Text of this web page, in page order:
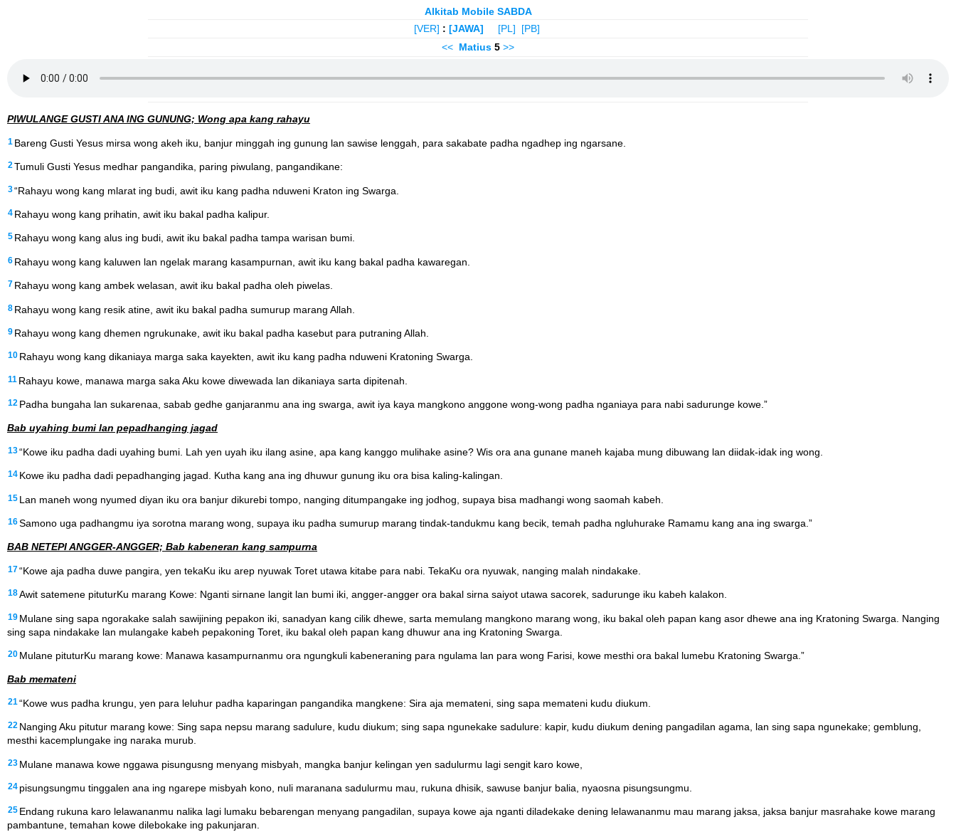
Alkitab Mobile SABDA
[VER] : [JAWA] [PL]
[PB]
<< Matius 5 >>
PIWULANGE GUSTI ANA ING GUNUNG; Wong apa kang rahayu
1 Bareng Gusti Yesus mirsa wong akeh iku, banjur minggah ing gunung lan sawise lenggah, para sakabate padha ngadhep ing ngarsane.
2 Tumuli Gusti Yesus medhar pangandika, paring piwulang, pangandikane:
3“Rahayu wong kang mlarat ing budi, awit iku kang padha nduweni Kraton ing Swarga.
4 Rahayu wong kang prihatin, awit iku bakal padha kalipur.
5 Rahayu wong kang alus ing budi, awit iku bakal padha tampa warisan bumi.
6 Rahayu wong kang kaluwen lan ngelak marang kasampurnan, awit iku kang bakal padha kawaregan.
7 Rahayu wong kang ambek welasan, awit iku bakal padha oleh piwelas.
8 Rahayu wong kang resik atine, awit iku bakal padha sumurup marang Allah.
9 Rahayu wong kang dhemen ngrukunake, awit iku bakal padha kasebut para putraning Allah.
10 Rahayu wong kang dikaniaya marga saka kayekten, awit iku kang padha nduweni Kratoning Swarga.
11 Rahayu kowe, manawa marga saka Aku kowe diwewada lan dikaniaya sarta dipitenah.
12 Padha bungaha lan sukarenaa, sabab gedhe ganjaranmu ana ing swarga, awit iya kaya mangkono anggone wong-wong padha nganiaya para nabi sadurunge kowe.”
Bab uyahing bumi lan pepadhanging jagad
13“Kowe iku padha dadi uyahing bumi. Lah yen uyah iku ilang asine, apa kang kanggo mulihake asine? Wis ora ana gunane maneh kajaba mung dibuwang lan diidak-idak ing wong.
14 Kowe iku padha dadi pepadhanging jagad. Kutha kang ana ing dhuwur gunung iku ora bisa kaling-kalingan.
15 Lan maneh wong nyumed diyan iku ora banjur dikurebi tompo, nanging ditumpangake ing jodhog, supaya bisa madhangi wong saomah kabeh.
16Samono uga padhangmu iya sorotna marang wong, supaya iku padha sumurup marang tindak-tandukmu kang becik, temah padha ngluhurake Ramamu kang ana ing swarga.”
BAB NETEPI ANGGER-ANGGER; Bab kabeneran kang sampurna
17“Kowe aja padha duwe pangira, yen tekaKu iku arep nyuwak Toret utawa kitabe para nabi. TekaKu ora nyuwak, nanging malah nindakake.
18Awit satemene pituturKu marang Kowe: Nganti sirnane langit lan bumi iki, angger-angger ora bakal sirna saiyot utawa sacorek, sadurunge iku kabeh kalakon.
19 Mulane sing sapa ngorakake salah sawijining pepakon iki, sanadyan kang cilik dhewe, sarta memulang mangkono marang wong, iku bakal oleh papan kang asor dhewe ana ing Kratoning Swarga. Nanging
sing sapa nindakake lan mulangake kabeh pepakoning Toret, iku bakal oleh papan kang dhuwur ana ing Kratoning Swarga.
20 Mulane pituturKu marang kowe: Manawa kasampurnanmu ora ngungkuli kabeneraning para ngulama lan para wong Farisi, kowe mesthi ora bakal lumebu Kratoning Swarga.”
Bab memateni
21 “Kowe wus padha krungu, yen para leluhur padha kaparingan pangandika mangkene: Sira aja memateni, sing sapa memateni kudu diukum.
22 Nanging Aku pitutur marang kowe: Sing sapa nepsu marang sadulure, kudu diukum; sing sapa ngunekake sadulure: kapir, kudu diukum dening pangadilan agama, lan sing sapa ngunekake; gemblung,
mesthi kacemplungake ing naraka murub.
23 Mulane manawa kowe nggawa pisungusng menyang misbyah, mangka banjur kelingan yen sadulurmu lagi sengit karo kowe,
24 pisungsungmu tinggalen ana ing ngarepe misbyah kono, nuli maranana sadulurmu mau, rukuna dhisik, sawuse banjur balia, nyaosna pisungsungmu.
25 Endang rukuna karo lelawananmu nalika lagi lumaku bebarengan menyang pangadilan, supaya kowe aja nganti diladekake dening lelawananmu mau marang jaksa, jaksa banjur masrahake kowe marang
pambantune, temahan kowe dilebokake ing pakunjaran.